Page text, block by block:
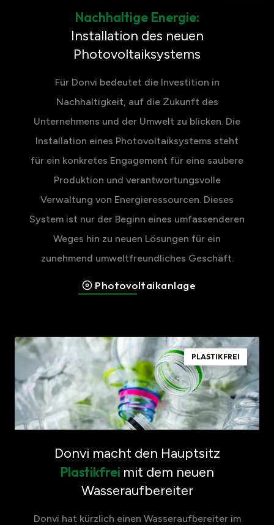
Nachhaltige Energie:
Installation des neuen
Photovoltaiksystems
Für Donvi bedeutet die Investition in
Nachhaltigkeit, auf die Zukunft des
Unternehmens und der Umwelt zu blicken. Die
Installation eines Photovoltaiksystems steht
für ein konkretes Engagement für eine saubere
Produktion und verantwortungsvolle
Verwaltung von Energieressourcen. Dieses
System ist nur der Beginn eines umfassenderen
Weges hin zu neuen Lösungen für ein
zunehmend umweltfreundliches Geschäft.
Photovoltaikanlage
PLASTIKFREI
Donvi macht den Hauptsitz
Plastikfrei mit dem neuen
Wasseraufbereiter
Donvi hat kürzlich einen Wasseraufbereiter im